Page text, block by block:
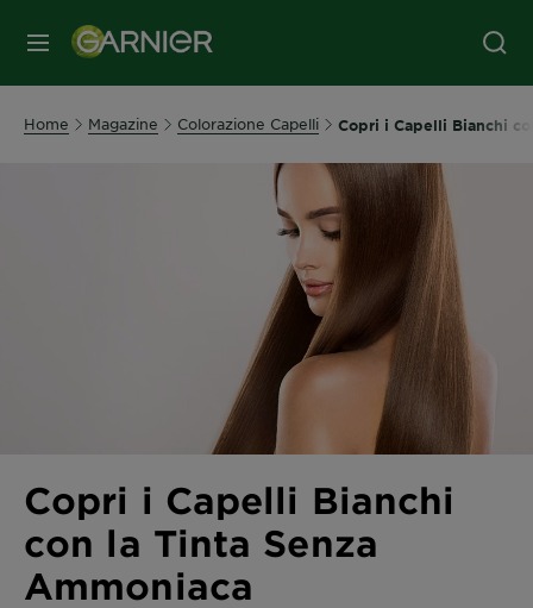
MENU
Home Magazine Colorazione Capelli Copri i Capelli Bianchi
Copri i Capelli Bianchi
con la Tinta Senza
Ammoniaca